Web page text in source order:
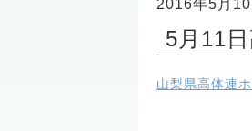
2016年5月10
5月11
山梨県高体連